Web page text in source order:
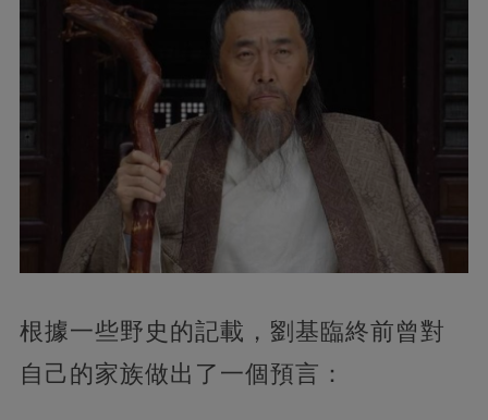
根據一些野史的記載，劉基臨終前曾對
自己的家族做出了一個預言：